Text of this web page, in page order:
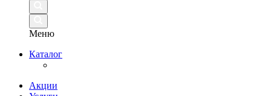
Меню
Каталог
Акции